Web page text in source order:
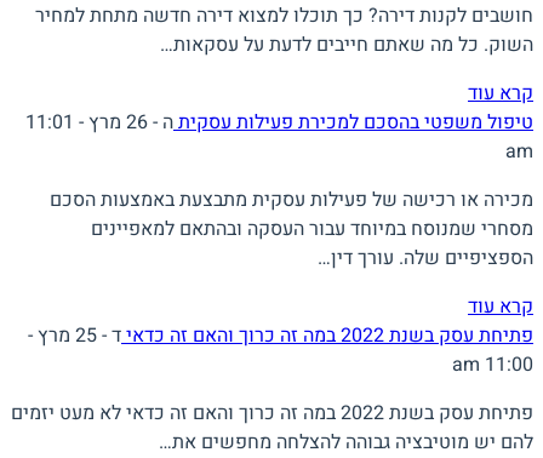
חושבים לקנות דירה? כך תוכלו למצוא דירה חדשה מתחת למחיר
השוק. כל מה שאתם חייבים לדעת על עסקאות…
קרא עוד
טיפול משפטי בהסכם למכירת פעילות עסקית
ה - 26 מרץ - 11:01
am
מכירה או רכישה של פעילות עסקית מתבצעת באמצעות הסכם
מסחרי שמנוסח במיוחד עבור העסקה ובהתאם למאפיינים
הספציפיים שלה. עורך דין…
קרא עוד
פתיחת עסק בשנת 2022 במה זה כרוך והאם זה כדאי
ד - 25 מרץ -
11:00 am
פתיחת עסק בשנת 2022 במה זה כרוך והאם זה כדאי לא מעט יזמים
להם יש מוטיבציה גבוהה להצלחה מחפשים את…